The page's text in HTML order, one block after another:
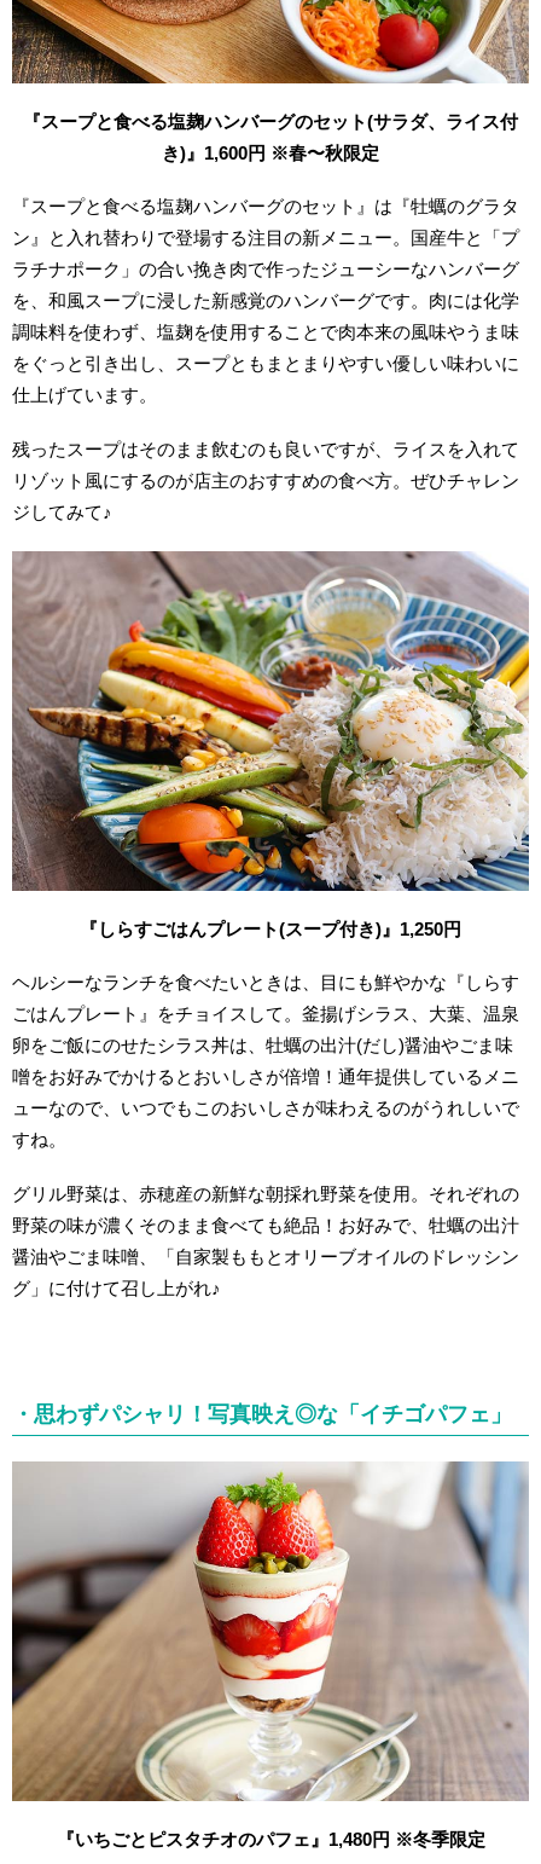
『スープと食べる塩麹ハンバーグのセット(サラダ、ライス付
き)』1,600円 ※春〜秋限定
『スープと食べる塩麹ハンバーグのセット』は『牡蠣のグラタ
ン』と入れ替わりで登場する注目の新メニュー。国産牛と「プ
ラチナポーク」の合い挽き肉で作ったジューシーなハンバーグ
を、和風スープに浸した新感覚のハンバーグです。肉には化学
調味料を使わず、塩麹を使用することで肉本来の風味やうま味
をぐっと引き出し、スープともまとまりやすい優しい味わいに
仕上げています。
残ったスープはそのまま飲むのも良いですが、ライスを入れて
リゾット風にするのが店主のおすすめの食べ方。ぜひチャレン
ジしてみて♪
『しらすごはんプレート(スープ付き)』1,250円
ヘルシーなランチを食べたいときは、目にも鮮やかな『しらす
ごはんプレート』をチョイスして。釜揚げシラス、大葉、温泉
卵をご飯にのせたシラス丼は、牡蠣の出汁(だし)醤油やごま味
噌をお好みでかけるとおいしさが倍増！通年提供しているメニ
ューなので、いつでもこのおいしさが味わえるのがうれしいで
すね。
グリル野菜は、赤穂産の新鮮な朝採れ野菜を使用。それぞれの
野菜の味が濃くそのまま食べても絶品！お好みで、牡蠣の出汁
醤油やごま味噌、「自家製ももとオリーブオイルのドレッシン
グ」に付けて召し上がれ♪
・思わずパシャリ！写真映え◎な「イチゴパフェ」
『いちごとピスタチオのパフェ』1,480円 ※冬季限定